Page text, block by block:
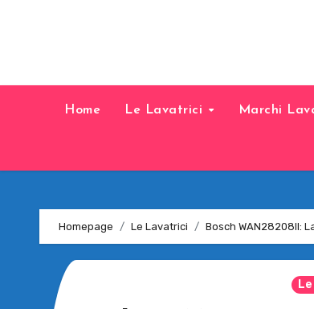
Home Le Lavatrici Marchi
Homepage Le Lavatrici Bosch WAN28208II: